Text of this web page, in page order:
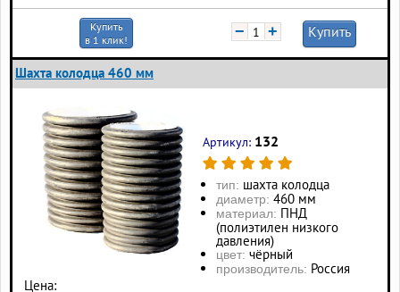
Купить
в 1 клик!
− + Купить
Шахта колодца 460 мм
Цена:
Артикул: 132
тип: шахта колодца
диаметр: 460 мм
материал: ПНД
(полиэтилен низкого
давления)
цвет: чёрный
производитель: Россия